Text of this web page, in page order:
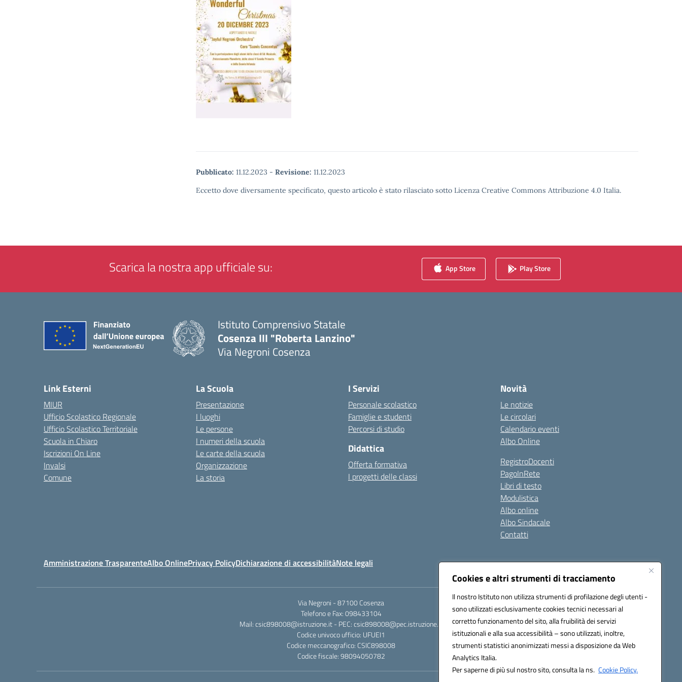
Cookies e altri strumenti di tracciamento
Il nostro Istituto non utilizza strumenti di profilazione degli utenti -
sono utilizzati esclusivamente cookies tecnici necessari al
corretto funzionamento del sito, alla fruibilità dei servizi
istituzionali e alla sua accessibilità – sono utilizzati, inoltre,
strumenti statistici anonimizzati messi a disposizione da Web
Analytics Italia.
Per saperne di più sul nostro sito, consulta la ns. Cookie Policy.
Pubblicato: 11.12.2023 - Revisione: 11.12.2023
Eccetto dove diversamente specificato, questo articolo è stato rilasciato sotto Licenza Creative Commons Attribuzione 4.0 Italia.
Scarica la nostra app ufficiale su: App Store Play Store
Istituto Comprensivo Statale
Cosenza III "Roberta Lanzino"
Via Negroni Cosenza
Link Esterni
MIUR
Ufficio Scolastico Regionale
Ufficio Scolastico Territoriale
Scuola in Chiaro
Iscrizioni On Line
Invalsi
Comune
La Scuola
Presentazione
I luoghi
Le persone
I numeri della scuola
Le carte della scuola
Organizzazione
La storia
I Servizi
Personale scolastico
Famiglie e studenti
Percorsi di studio
Didattica
Offerta formativa
I progetti delle classi
Novità
Le notizie
Le circolari
Calendario eventi
Albo Online
RegistroDocenti
PagoInRete
Libri di testo
Modulistica
Albo online
Albo Sindacale
Contatti
Amministrazione TrasparenteAlbo OnlinePrivacy PolicyDichiarazione di accessibilitàNote legali
Via Negroni - 87100 Cosenza
Telefono e Fax: 098433104
Mail: csic898008@istruzione.it - PEC: csic898008@pec.istruzione.it
Codice univoco ufficio: UFUEI1
Codice meccanografico: CSIC898008
Codice fiscale: 98094050782